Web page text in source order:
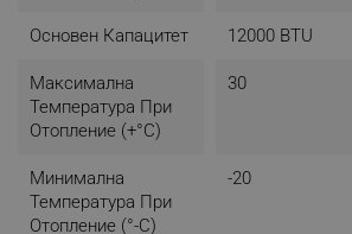
Основен Капацитет 12000 BTU
Максимална
Температура При
Отопление (+°C)
30
Минимална
Температура При
Отопление (°-C)
-20